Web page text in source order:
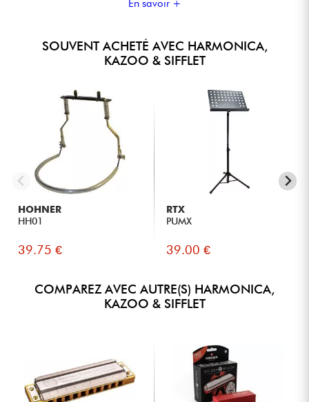
En savoir +
SOUVENT ACHETÉ AVEC HARMONICA,
KAZOO & SIFFLET
HOHNER
HH01
39.75 €
RTX
PUMX
39.00 €
COMPAREZ AVEC AUTRE(S) HARMONICA,
KAZOO & SIFFLET